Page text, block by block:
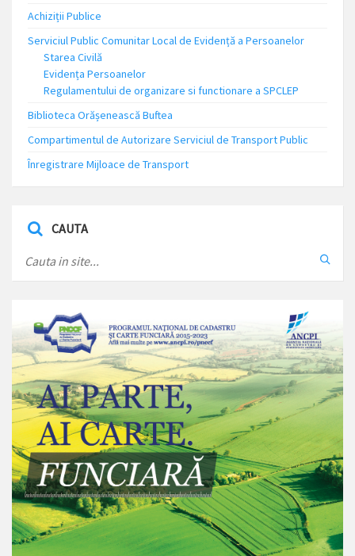
Achiziții Publice
Serviciul Public Comunitar Local de Evidență a Persoanelor
Starea Civilă
Evidența Persoanelor
Regulamentului de organizare si functionare a SPCLEP
Biblioteca Orășenească Buftea
Compartimentul de Autorizare Serviciul de Transport Public
Înregistrare Mijloace de Transport
CAUTA